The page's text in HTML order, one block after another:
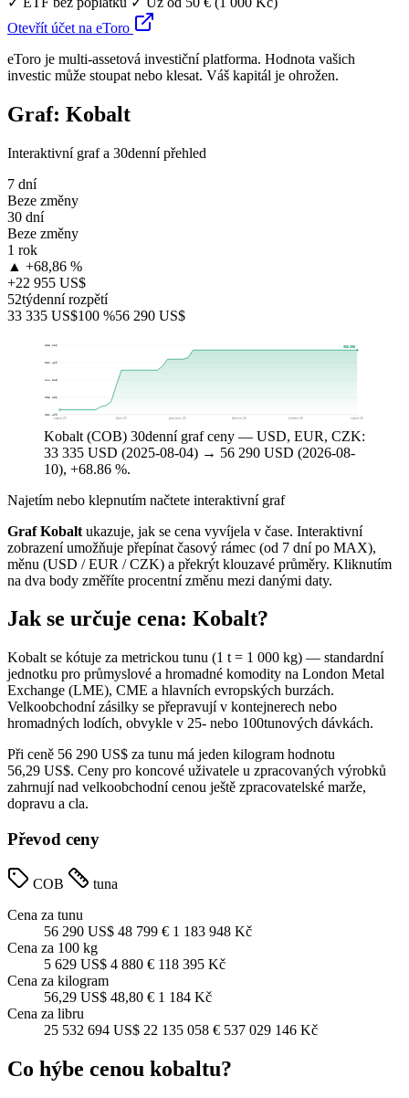
Otevřít účet na eToro
eToro je multi-assetová investiční platforma. Hodnota vašich
investic může stoupat nebo klesat. Váš kapitál je ohrožen.
Graf: Kobalt
Interaktivní graf a 30denní přehled
7 dní
Beze změny
30 dní
Beze změny
1 rok
▲ +68,86 %
+22 955 US$
52týdenní rozpětí
33 335 US$100 %56 290 US$
$31 499
$38 156
$44 813
$51 469
$58 126
srpen 25 říjen 25 prosinec 25 březen 26 květen 26 srpen 26
$56 290
Kobalt (COB) 30denní graf ceny — USD, EUR, CZK:
33 335 USD (2025-08-04) → 56 290 USD (2026-08-
10), +68.86 %.
Najetím nebo klepnutím načtete interaktivní graf
Graf Kobalt ukazuje, jak se cena vyvíjela v čase. Interaktivní
zobrazení umožňuje přepínat časový rámec (od 7 dní po MAX),
měnu (USD / EUR / CZK) a překrýt klouzavé průměry. Kliknutím
na dva body změříte procentní změnu mezi danými daty.
Jak se určuje cena: Kobalt?
Kobalt se kótuje za metrickou tunu (1 t = 1 000 kg) — standardní
jednotku pro průmyslové a hromadné komodity na London Metal
Exchange (LME), CME a hlavních evropských burzách.
Velkoobchodní zásilky se přepravují v kontejnerech nebo
hromadných lodích, obvykle v 25- nebo 100tunových dávkách.
Při ceně 56 290 US$ za tunu má jeden kilogram hodnotu
56,29 US$. Ceny pro koncové uživatele u zpracovaných výrobků
zahrnují nad velkoobchodní cenou ještě zpracovatelské marže,
dopravu a cla.
Převod ceny
COB
tuna
Cena za tunu
56 290 US$ 48 799 € 1 183 948 Kč
Cena za 100 kg
5 629 US$ 4 880 € 118 395 Kč
Cena za kilogram
56,29 US$ 48,80 € 1 184 Kč
Cena za libru
25 532 694 US$ 22 135 058 € 537 029 146 Kč
Co hýbe cenou kobaltu?